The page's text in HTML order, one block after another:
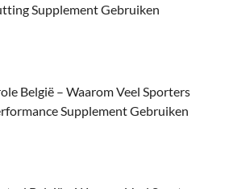
Supplement Gebruiken
België – Waarom Veel Sporters
Supplement Gebruiken